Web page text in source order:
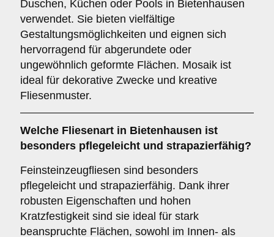
Duschen, Küchen oder Pools in Bietenhausen
verwendet. Sie bieten vielfältige
Gestaltungsmöglichkeiten und eignen sich
hervorragend für abgerundete oder
ungewöhnlich geformte Flächen. Mosaik ist
ideal für dekorative Zwecke und kreative
Fliesenmuster.
Welche Fliesenart in Bietenhausen ist
besonders pflegeleicht und strapazierfähig?
Feinsteinzeugfliesen sind besonders
pflegeleicht und strapazierfähig. Dank ihrer
robusten Eigenschaften und hohen
Kratzfestigkeit sind sie ideal für stark
beanspruchte Flächen, sowohl im Innen- als